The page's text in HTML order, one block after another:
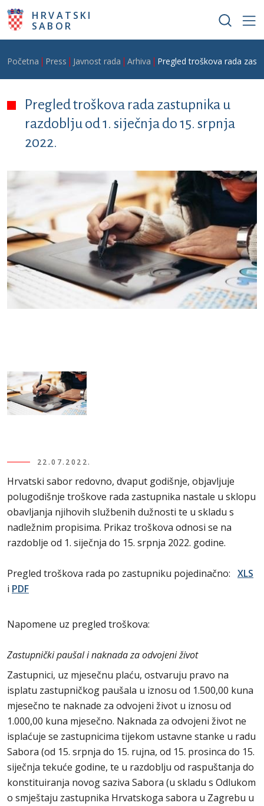
Skoči na glavni sadržaj
HRVATSKI
SABOR
Breadcrumb
Početna Press Javnost rada Arhiva Pregled troškova rada
Pregled troškova rada zastupnika u
razdoblju od 1. siječnja do 15. srpnja
2022.
22.07.2022.
Hrvatski sabor redovno, dvaput godišnje, objavljuje
polugodišnje troškove rada zastupnika nastale u sklopu
obavljanja njihovih službenih dužnosti te u skladu s
nadležnim propisima. Prikaz troškova odnosi se na
razdoblje od 1. siječnja do 15. srpnja 2022. godine.
Pregled troškova rada po zastupniku pojedinačno: XLS
i PDF
Napomene uz pregled troškova:
Zastupnički paušal i naknada za odvojeni život
Zastupnici, uz mjesečnu plaću, ostvaruju pravo na
isplatu zastupničkog paušala u iznosu od 1.500,00 kuna
mjesečno te naknade za odvojeni život u iznosu od
1.000,00 kuna mjesečno. Naknada za odvojeni život ne
isplaćuje se zastupnicima tijekom ustavne stanke u radu
Sabora (od 15. srpnja do 15. rujna, od 15. prosinca do 15.
siječnja tekuće godine, te u razdoblju od raspuštanja do
konstituiranja novog saziva Sabora (u skladu s Odlukom
o smještaju zastupnika Hrvatskoga sabora u Zagrebu u